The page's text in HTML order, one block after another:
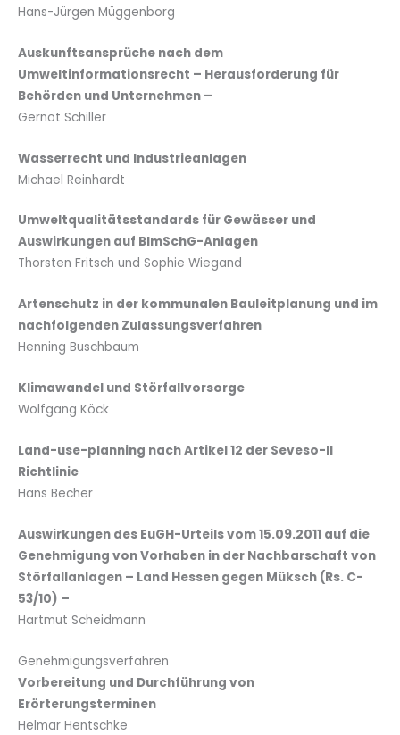
Hans-Jürgen Müggenborg
Auskunftsansprüche nach dem
Umweltinformationsrecht – Herausforderung für
Behörden und Unternehmen –
Gernot Schiller
Wasserrecht und Industrieanlagen
Michael Reinhardt
Umweltqualitätsstandards für Gewässer und
Auswirkungen auf BImSchG-Anlagen
Thorsten Fritsch und Sophie Wiegand
Artenschutz in der kommunalen Bauleitplanung und im
nachfolgenden Zulassungsverfahren
Henning Buschbaum
Klimawandel und Störfallvorsorge
Wolfgang Köck
Land-use-planning nach Artikel 12 der Seveso-II
Richtlinie
Hans Becher
Auswirkungen des EuGH-Urteils vom 15.09.2011 auf die
Genehmigung von Vorhaben in der Nachbarschaft von
Störfallanlagen – Land Hessen gegen Müksch (Rs. C-
53/10) –
Hartmut Scheidmann
Genehmigungsverfahren
Vorbereitung und Durchführung von
Erörterungsterminen
Helmar Hentschke